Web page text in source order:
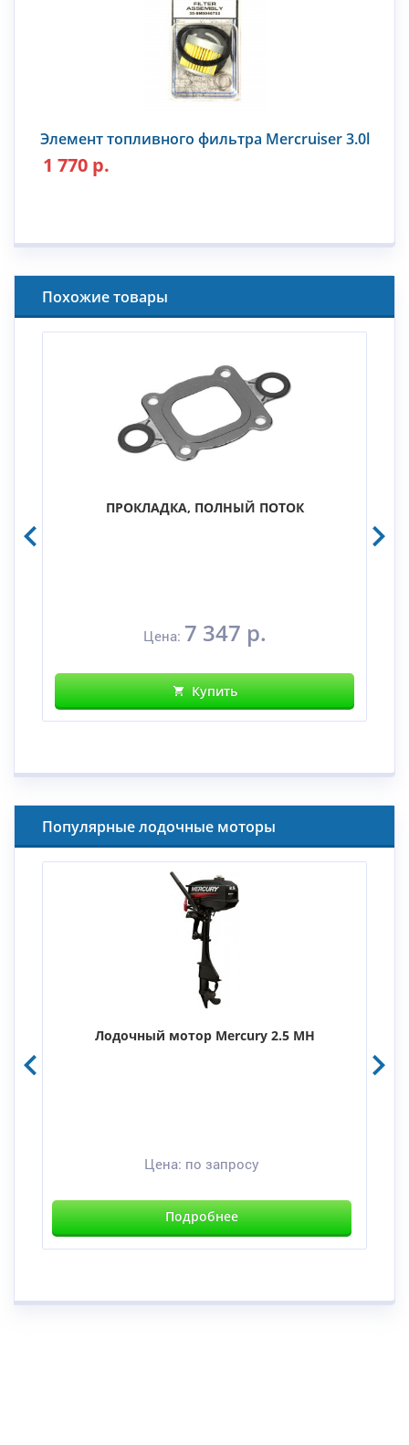
Элемент топливного фильтра Mercruiser 3.0l
1 770 р.
Похожие товары
ПРОКЛАДКА, ПОЛНЫЙ ПОТОК
Цена: 7 347 р.
Купить
Популярные лодочные моторы
Лодочный мотор Mercury 2.5 MH
Цена: по запросу
Подробнее